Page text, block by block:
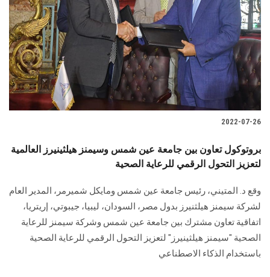
2022-07-26
بروتوكول تعاون بين جامعة عين شمس وسيمنز هيلثينيرز العالمية
لتعزيز التحول الرقمي للرعاية الصحية
وقع د. المتيني، رئيس جامعة عين شمس ومايكل شميرمر، المدير العام
لشركة سيمنز هيلثنيرز بدول مصر، السودان، ليبيا، جيبوتي، إريتريا،
اتفاقية تعاون مشترك بين جامعة عين شمس وشركة سيمنز للرعاية
الصحية "سيمنز هيلثينيرز" لتعزيز التحول الرقمي للرعاية الصحية
باستخدام الذكاء الاصطناعي